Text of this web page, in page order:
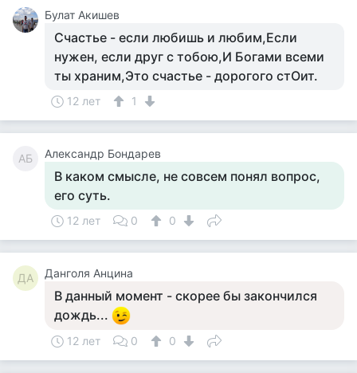
Булат Акишев
Счастье - если любишь и любим,Если
нужен, если друг с тобою,И Богами всеми
ты храним,Это счастье - дорогого стОит.
12 лет 1
АБ Александр Бондарев
В каком смысле, не совсем понял вопрос,
его суть.
12 лет 0 0
ДА Данголя Анцина
В данный момент - скорее бы закончился
дождь...
12 лет 0 0